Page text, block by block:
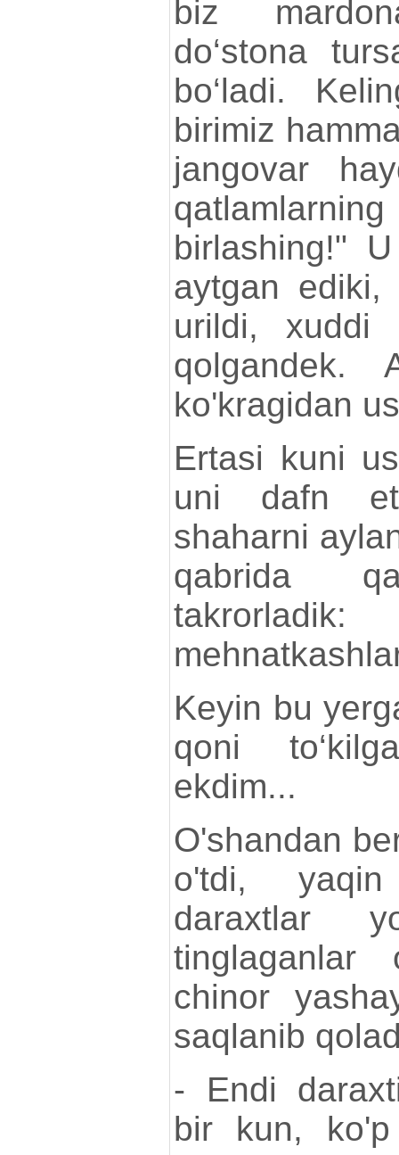
biz
do‘stona
bo‘ladi.
birimiz
jangovar
birlashing!"
aytgan ediki,
urildi, xuddi
qolgandek.
ko'kragidan
Ertasi kuni
uni dafn
shaharni
qabrida
Keyin bu
qoni
ekdim...
O'shandan
o'tdi,
daraxtlar
chinor
saqlanib
- Endi
bir kun,